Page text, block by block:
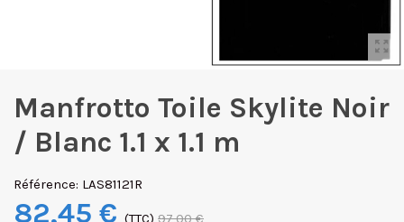
Manfrotto Toile Skylite Noir
/ Blanc 1.1 x 1.1 m
Référence: LAS81121R
82,45 € (TTC) 97,00 €